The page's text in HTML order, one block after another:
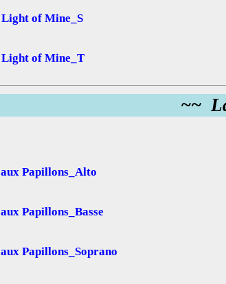
of Mine_S
of Mine_T
~~
Papillons_Alto
Papillons_Basse
Papillons_Soprano